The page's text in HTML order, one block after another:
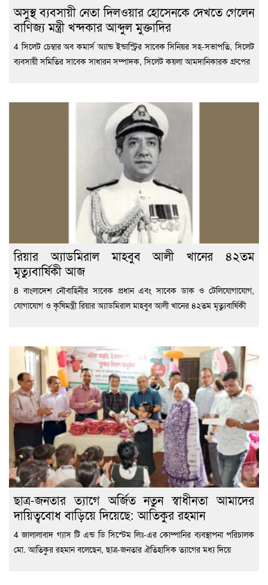
অসুস্থ ব্যবসায়ী নেতা দিলওয়ার হোসেনকে দেখতে গেলেন
বাণিজ্য মন্ত্রী খন্দকার আব্দুল মুক্তাদির
4 সিলেট চেম্বার অব কমার্স অ্যান্ড ইন্ডাস্ট্রির সাবেক সিনিয়র সহ-সভাপতি, সিলেট
ব্যবসায়ী সমিতির সাবেক সাধারন সম্পাদক, সিলেট কয়লা আমদানিকারক গ্রুপের
রিয়ার অ্যাডমিরাল মাহবুব আলী খানের ৪২তম
মৃত্যুবার্ষিকী আজ
8 বাংলাদেশ নৌবাহিনীর সাবেক প্রধান এবং সাবেক ডাক ও টেলিযোগাযোগ,
যোগাযোগ ও কৃষিমন্ত্রী রিয়ার অ্যাডমিরাল মাহবুব আলী খানের ৪২তম মৃত্যুবার্ষিকী
ছাত্র-জনতার ত্যাগে অর্জিত নতুন স্বাধীনতা আমাদের
দায়িত্ববোধ বাড়িয়ে দিয়েছে: আতিকুর রহমান
4 জালালাবাদ গ্যাস টি এন্ড ডি সিস্টেম লিঃ-এর কোম্পানির ব্যবস্থাপনা পরিচালক
মো. আতিকুর রহমান বলেছেন, ছাত্র-জনতার ঐতিহাসিক ত্যাগের মধ্য দিয়ে